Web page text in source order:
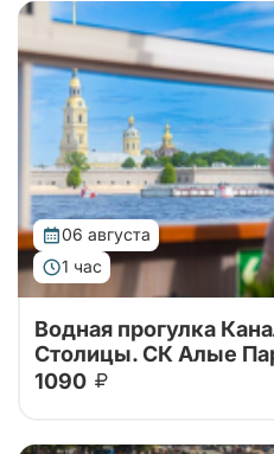
06 августа
1 час
Водная прогулка
Столицы. СК Алые
1090